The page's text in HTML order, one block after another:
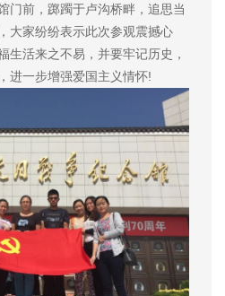
前，踯躅于卢沟桥畔，追思当
大家纷纷表示此次参观震撼心
生活来之不易，并要牢记历史，
进一步增强爱国主义情怀!